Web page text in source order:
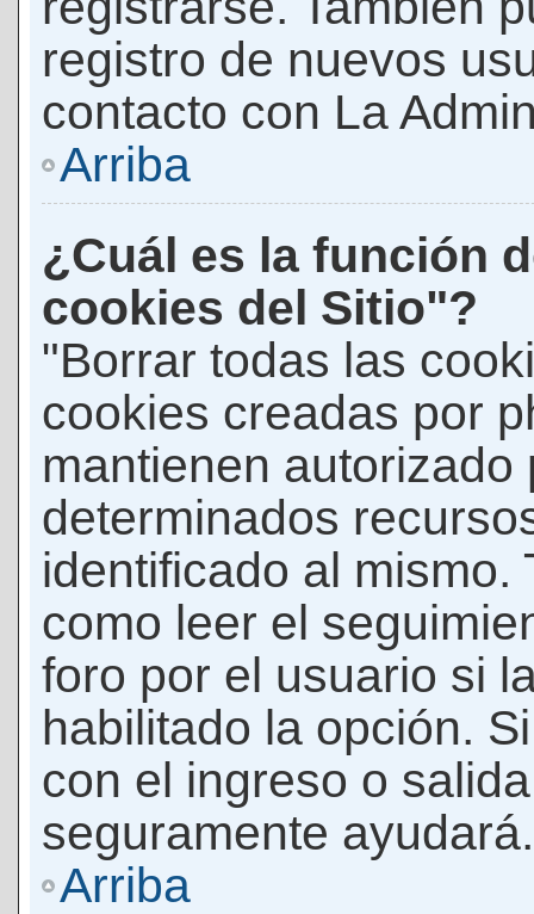
registro de nuevos
contacto con La
Arriba
¿Cuál es la función
cookies del Sitio"?
"Borrar todas las
cookies creadas por
mantienen autorizado
determinados
identificado al mismo.
como leer el
foro por el usuario si
habilitado la opción.
con el ingreso o
seguramente ayudará.
Arriba